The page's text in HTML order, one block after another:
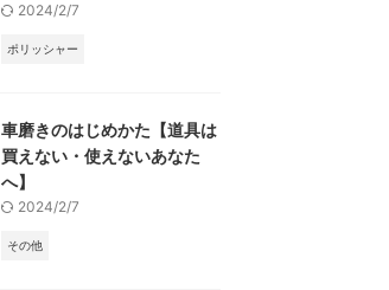
2024/2/7
ポリッシャー
車磨きのはじめかた【道具は
買えない・使えないあなた
へ】
2024/2/7
その他